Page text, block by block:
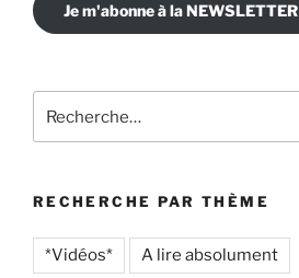
Je m'abonne à la NEWSLETTER
pour
RECHERCHE PAR THÈME
*Vidéos* A lire absolument